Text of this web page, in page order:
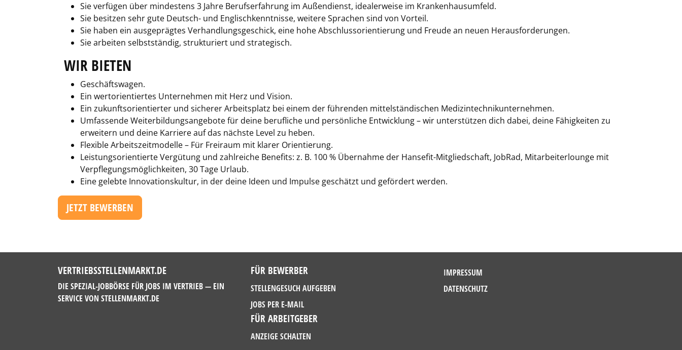
Sie verfügen über mindestens 3 Jahre Berufserfahrung im Außendienst, idealerweise im Krankenhausumfeld.
Sie besitzen sehr gute Deutsch- und Englischkenntnisse, weitere Sprachen sind von Vorteil.
Sie haben ein ausgeprägtes Verhandlungsgeschick, eine hohe Abschlussorientierung und Freude an neuen Herausforderungen.
Sie arbeiten selbstständig, strukturiert und strategisch.
WIR BIETEN
Geschäftswagen.
Ein wertorientiertes Unternehmen mit Herz und Vision.
Ein zukunftsorientierter und sicherer Arbeitsplatz bei einem der führenden mittelständischen Medizintechnikunternehmen.
Umfassende Weiterbildungsangebote für deine berufliche und persönliche Entwicklung – wir unterstützen dich dabei, deine Fähigkeiten zu
erweitern und deine Karriere auf das nächste Level zu heben.
Flexible Arbeitszeitmodelle – Für Freiraum mit klarer Orientierung.
Leistungsorientierte Vergütung und zahlreiche Benefits: z. B. 100 % Übernahme der Hansefit-Mitgliedschaft, JobRad, Mitarbeiterlounge mit
Verpflegungsmöglichkeiten, 30 Tage Urlaub.
Eine gelebte Innovationskultur, in der deine Ideen und Impulse geschätzt und gefördert werden.
JETZT BEWERBEN
VERTRIEBSSTELLENMARKT.DE
DIE SPEZIAL-JOBBÖRSE FÜR JOBS IM VERTRIEB — EIN
SERVICE VON STELLENMARKT.DE
FÜR BEWERBER
STELLENGESUCH AUFGEBEN
JOBS PER E-MAIL
FÜR ARBEITGEBER
ANZEIGE SCHALTEN
IMPRESSUM
DATENSCHUTZ